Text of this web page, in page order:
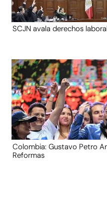
SCJN avala derechos
Colombia: Gustavo Petro
Reformas